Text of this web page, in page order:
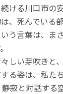
ける川口市の
、死んでいる
う言葉は、ま
しい芽吹きと
る姿は、私た
寂と対話する